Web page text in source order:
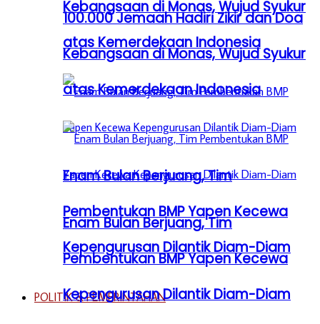
Kebangsaan di Monas, Wujud Syukur
atas Kemerdekaan Indonesia
Enam Bulan Berjuang, Tim
Pembentukan BMP Yapen Kecewa
Kepengurusan Dilantik Diam-Diam
POLITIK & PEMERINTAHAN
100.000 Jemaah Hadiri Zikir dan Doa
Kebangsaan di Monas, Wujud Syukur
atas Kemerdekaan Indonesia
Enam Bulan Berjuang, Tim
Pembentukan BMP Yapen Kecewa
Kepengurusan Dilantik Diam-Diam